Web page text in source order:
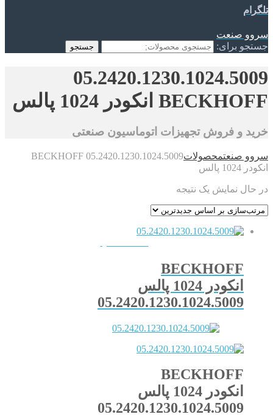
تلگرام
سروو صنعت
جستجو برای:
جستجو
05.2420.1230.1024.5009
BECKHOFF انکودر 1024 پالس
خرید و فروش تجهیزات اتوماسیون صنعتی
سروو صنعتمحصولات
05.2420.1230.1024.5009 BECKHOFF
انکودر 1024 پالس
در حال نمایش یک نتیجه
BECKHOFF
انکودر 1024 پالس
05.2420.1230.1024.5009
BECKHOFF
انکودر 1024 پالس
05.2420.1230.1024.5009